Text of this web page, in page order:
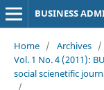
BUSINESS
Home / Archives /
Vol. 1 No. 4 (2011):
social scienetific
/